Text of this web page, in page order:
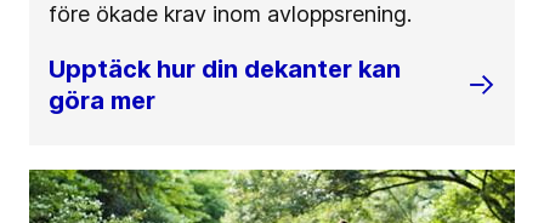
före ökade krav inom avloppsrening.
Upptäck hur din dekanter kan
göra mer